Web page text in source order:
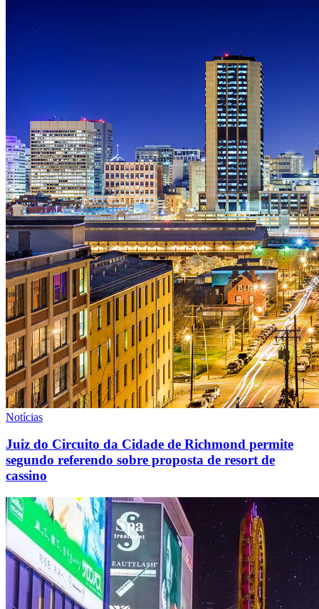
Notícias
Juiz do Circuito da Cidade de Richmond permite
segundo referendo sobre proposta de resort de
cassino